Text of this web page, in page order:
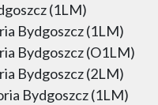
(1LM)
Bydgoszcz (1LM)
Bydgoszcz (O1LM)
Bydgoszcz (2LM)
Bydgoszcz (1LM)